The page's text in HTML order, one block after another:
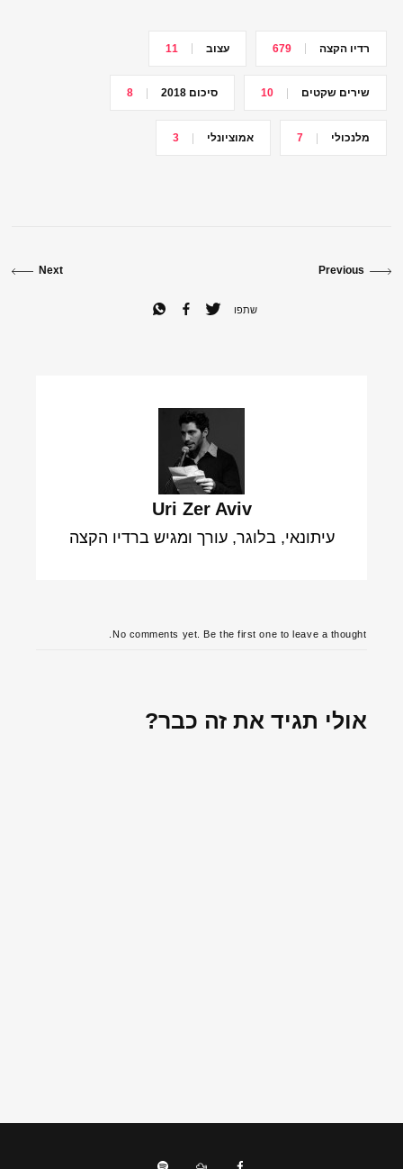
רדיו הקצה 679 עצוב 11
שירים שקטים 10 סיכום 2018 8
מלנכולי 7 אמוציונלי 3
Previous
Next
שתפו
Uri Zer Aviv
עיתונאי, בלוגר, עורך ומגיש ברדיו הקצה
No comments yet. Be the first one to leave a thought.
אולי תגיד את זה כבר?